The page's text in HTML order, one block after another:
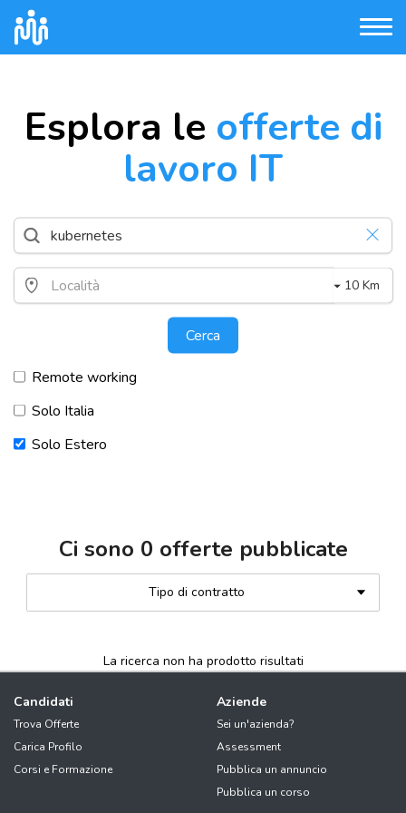
Esplora le offerte di
lavoro IT
10 Km
Cerca
Remote working
Solo Italia
Solo Estero
Ci sono 0 offerte pubblicate
Tipo di contratto
La ricerca non ha prodotto risultati
Candidati
Trova Offerte
Carica Profilo
Corsi e Formazione
Aziende
Sei un'azienda?
Assessment
Pubblica un annuncio
Pubblica un corso